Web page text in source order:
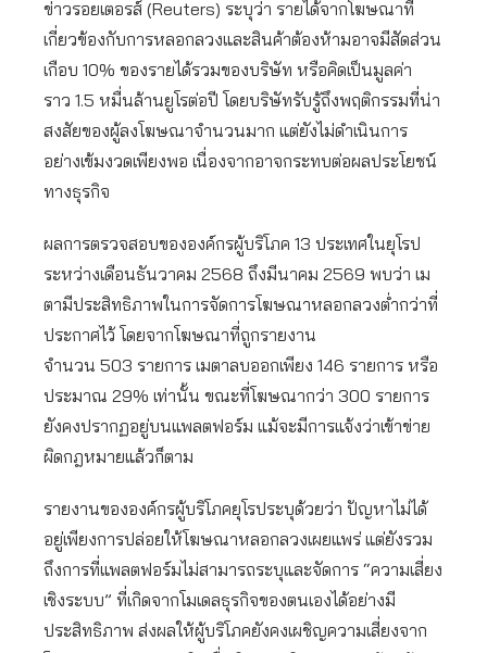
ข่าวรอยเตอรส์ (Reuters) ระบุว่า รายได้จากโฆษณาที่
เกี่ยวข้องกับการหลอกลวงและสินค้าต้องห้ามอาจมีสัดส่วน
เกือบ 10% ของรายได้รวมของบริษัท หรือคิดเป็นมูลค่า
ราว 1.5 หมื่นล้านยูโรต่อปี โดยบริษัทรับรู้ถึงพฤติกรรมที่น่า
สงสัยของผู้ลงโฆษณาจำนวนมาก แต่ยังไม่ดำเนินการ
อย่างเข้มงวดเพียงพอ เนื่องจากอาจกระทบต่อผลประโยชน์
ทางธุรกิจ
ผลการตรวจสอบขององค์กรผู้บริโภค 13 ประเทศในยุโรป
ระหว่างเดือนธันวาคม 2568 ถึงมีนาคม 2569 พบว่า เม
ตามีประสิทธิภาพในการจัดการโฆษณาหลอกลวงต่ำกว่าที่
ประกาศไว้ โดยจากโฆษณาที่ถูกรายงาน
จำนวน 503 รายการ เมตาลบออกเพียง 146 รายการ หรือ
ประมาณ 29% เท่านั้น ขณะที่โฆษณากว่า 300 รายการ
ยังคงปรากฏอยู่บนแพลตฟอร์ม แม้จะมีการแจ้งว่าเข้าข่าย
ผิดกฎหมายแล้วก็ตาม
รายงานขององค์กรผู้บริโภคยุโรประบุด้วยว่า ปัญหาไม่ได้
อยู่เพียงการปล่อยให้โฆษณาหลอกลวงเผยแพร่ แต่ยังรวม
ถึงการที่แพลตฟอร์มไม่สามารถระบุและจัดการ “ความเสี่ยง
เชิงระบบ” ที่เกิดจากโมเดลธุรกิจของตนเองได้อย่างมี
ประสิทธิภาพ ส่งผลให้ผู้บริโภคยังคงเผชิญความเสี่ยงจาก